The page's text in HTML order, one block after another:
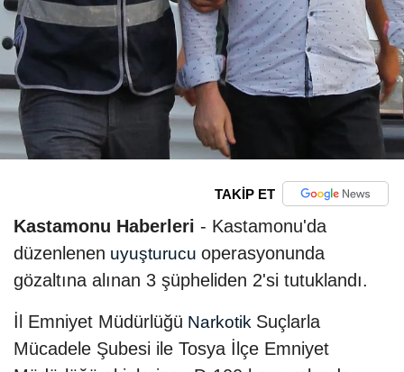
TAKİP ET
Kastamonu Haberleri - Kastamonu'da
düzenlenen uyuşturucu operasyonunda
gözaltına alınan 3 şüpheliden 2'si tutuklandı.
İl Emniyet Müdürlüğü Narkotik Suçlarla
Mücadele Şubesi ile Tosya İlçe Emniyet